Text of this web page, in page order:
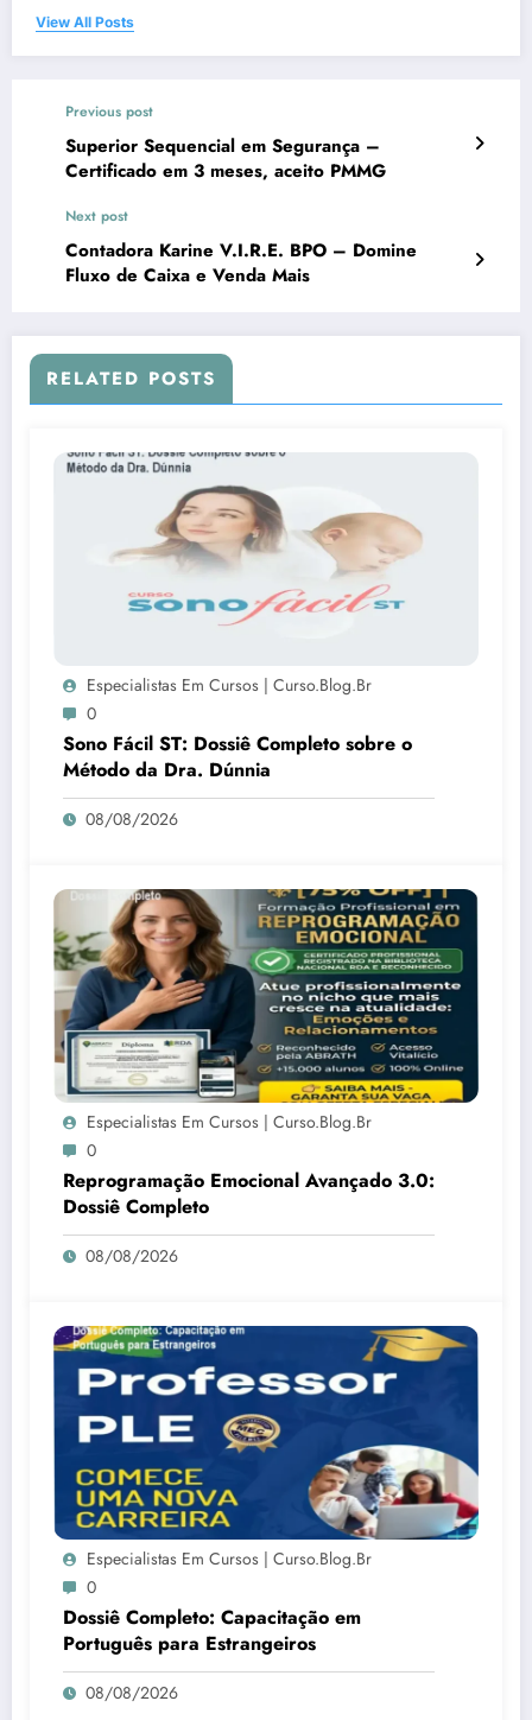
View All Posts
Previous post
Superior Sequencial em Segurança –
Certificado em 3 meses, aceito PMMG
Next post
Contadora Karine V.I.R.E. BPO – Domine
Fluxo de Caixa e Venda Mais
RELATED POSTS
Especialistas Em Cursos | Curso.blog.br
0
Sono Fácil ST: Dossiê Completo sobre o
Método da Dra. Dúnnia
08/08/2026
Especialistas Em Cursos | Curso.blog.br
0
Reprogramação Emocional Avançado 3.0:
Dossiê Completo
08/08/2026
Especialistas Em Cursos | Curso.blog.br
0
Dossiê Completo: Capacitação em
Português para Estrangeiros
08/08/2026